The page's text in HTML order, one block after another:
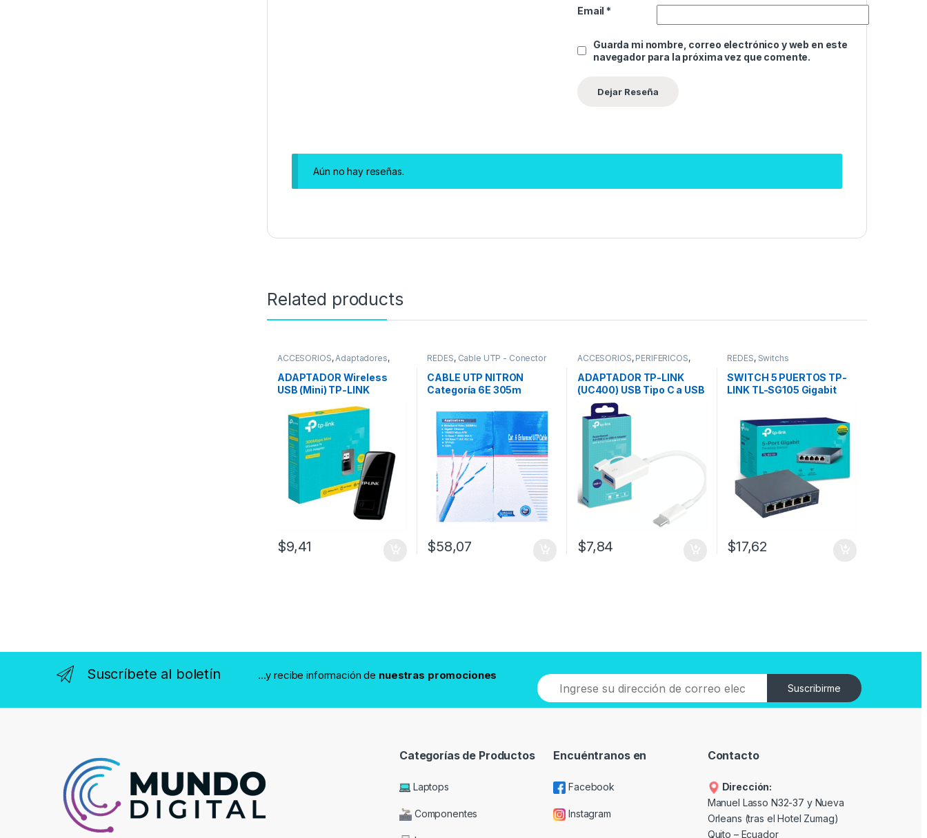
Email *
Guarda mi nombre, correo electrónico y web en este
navegador para la próxima vez que comente.
Aún no hay reseñas.
Related products
ACCESORIOS,Adaptadores,
Adaptadores Wifi
ADAPTADOR Wireless
USB (Mini) TP-LINK
$9,41
REDES, Cable UTP - Conector
CABLE UTP NITRON
Categoría 6E 305m
$58,07
ACCESORIOS, PERIFÉRICOS,
ADAPTADOR TP-LINK
(UC400) USB Tipo C a USB
3.0
$7,84
REDES, Switchs
SWITCH 5 PUERTOS TP-
LINK TL-SG105 Gigabit
$17,62
Suscríbete al boletín ...y recibe información de nuestras promociones
Suscribirme
Categorías de Productos
Laptops
Componentes
Encuéntranos en
Facebook
Instagram
Contacto
Dirección:
Manuel Lasso N32-37 y Nueva
Orleans (tras el Hotel Zumag)
Quito – Ecuador